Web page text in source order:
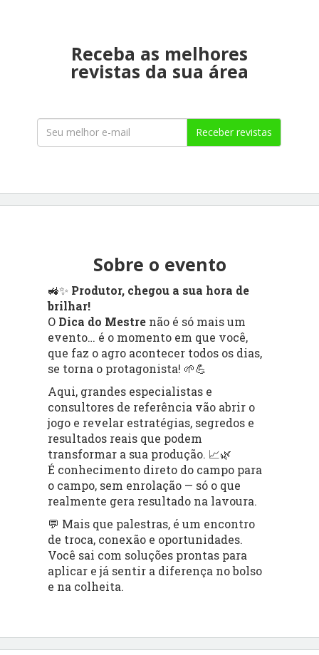
Receba as melhores
revistas da sua área
Receber revistas
Sobre o evento
🚜✨ Produtor, chegou a sua hora de
brilhar!
O Dica do Mestre não é só mais um
evento… é o momento em que você,
que faz o agro acontecer todos os dias,
se torna o protagonista! 🌱💪
Aqui, grandes especialistas e
consultores de referência vão abrir o
jogo e revelar estratégias, segredos e
resultados reais que podem
transformar a sua produção. 📈🌿
É conhecimento direto do campo para
o campo, sem enrolação — só o que
realmente gera resultado na lavoura.
💬 Mais que palestras, é um encontro
de troca, conexão e oportunidades.
Você sai com soluções prontas para
aplicar e já sentir a diferença no bolso
e na colheita.